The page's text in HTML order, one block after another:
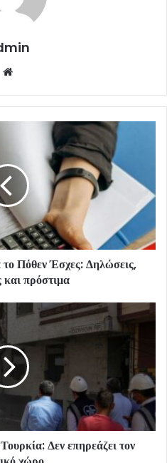
Πόθεν Έσχες: Δηλώσεις,
και πρόστιμα
Δεν επηρεάζει τον